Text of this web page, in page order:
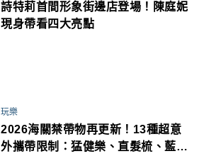
詩特莉首間形象街邊店登場！陳庭妮
現身帶看四大亮點
玩樂
2026海關禁帶物再更新！13種超意
外攜帶限制：猛健樂、直髮梳、藍牙